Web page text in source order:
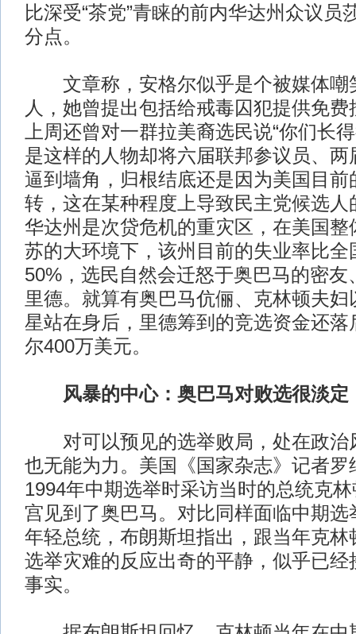
比深受“茶党”青睐的前内华达州众议员
分点。
文章称，安格尔似乎是个被媒体嘲
人，她曾提出包括给戒毒囚犯提供免
上周还曾对一群拉美裔选民说“你们长
是这样的人物却将六届联邦参议员、两
逼到墙角，归根结底还是因为美国目前
转，这在某种程度上导致民主党候选人
华达州是次贷危机的重灾区，在美国整
苏的大环境下，该州目前的失业率比全
50%，选民自然会迁怒于奥巴马的密友
里德。就算有奥巴马伉俪、克林顿夫
星站在身后，里德筹到的竞选资金还落
尔400万美元。
风暴的中心：奥巴马对败选很淡定
对可以预见的选举败局，处在政治
也无能为力。美国《国家杂志》记者罗
1994年中期选举时采访当时的总统克
宫见到了奥巴马。对比同样面临中期选
年轻总统，布朗斯坦指出，跟当年克林
选举灾难的反应出奇的平静，似乎已经
事实。